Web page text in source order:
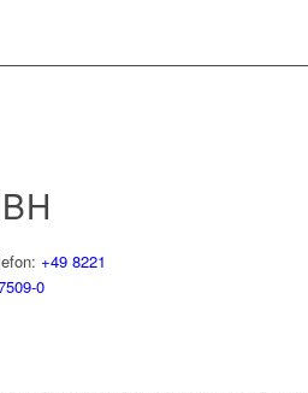
+49 8221
0